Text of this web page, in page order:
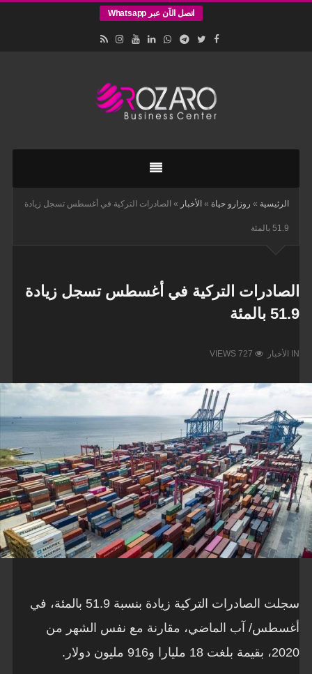
اتصل الآن عبر Whatsapp
وتأسيس
في
اسطنبول
الرئيسية » روزارو حياة » الأخبار » الصادرات التركية في أغسطس تسجل زيادة
51.9 بالمئة
الصادرات التركية في أغسطس تسجل زيادة
51.9 بالمئة
IN الأخبار
سجلت الصادرات التركية زيادة بنسبة 51.9 بالمئة، في
أغسطس/ آب الماضي، مقارنة مع نفس الشهر من
2020، بقيمة بلغت 18 مليارا و916 مليون دولار.